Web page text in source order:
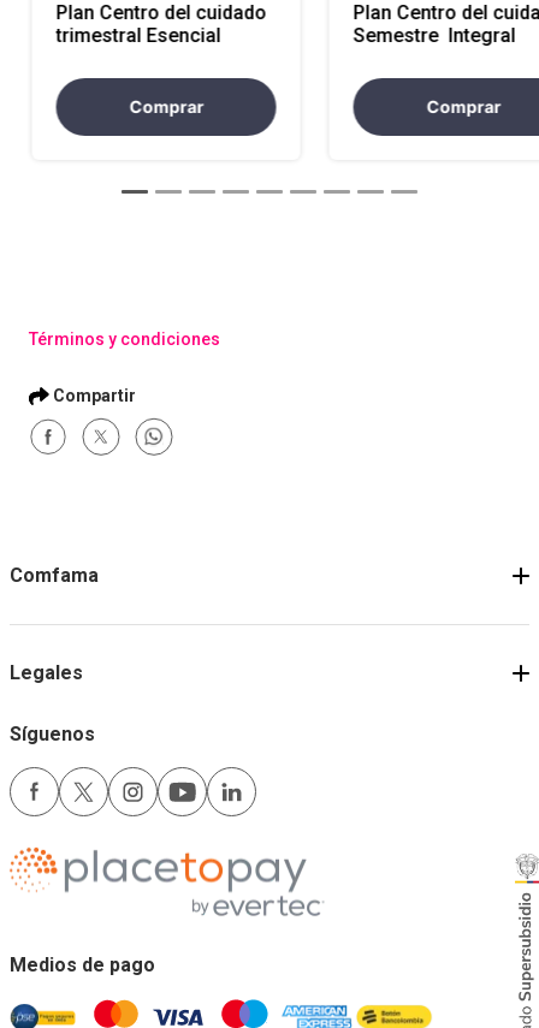
Plan Centro del cuidado
trimestral Esencial
Comprar
Plan Centro del
Semestre Integral
Comprar
Términos y condiciones
Comfama
Legales
Síguenos
Medios de pago